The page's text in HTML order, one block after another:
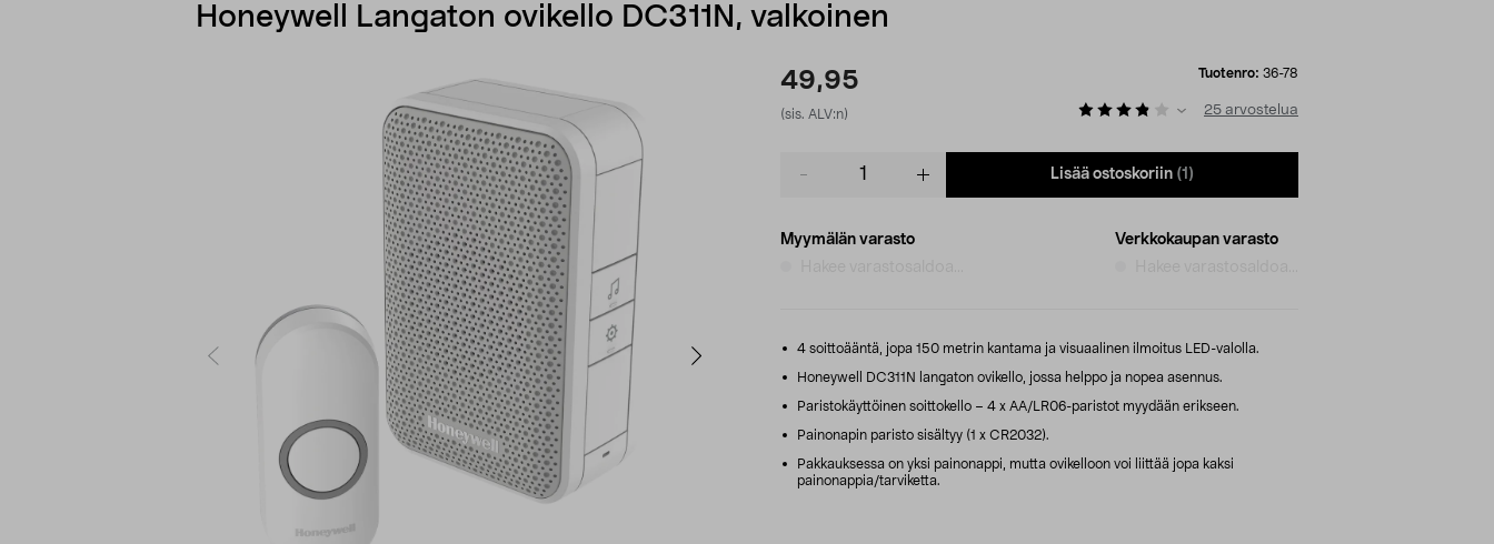
Honeywell Langaton ovikello DC311N, valkoinen
49,95
(sis. ALV:n)
Tuotenro: 36-78
25 arvostelua
Lisää ostoskoriin (1)
Myymälän varasto
Verkkokaupan varasto
4 soittoääntä, jopa 150 metrin kantama ja visuaalinen ilmoitus LED-valolla.
Honeywell DC311N langaton ovikello, jossa helppo ja nopea asennus.
Paristokäyttöinen soittokello – 4 x AA/LR06-paristot myydään erikseen.
Painonapin paristo sisältyy (1 x CR2032).
Pakkauksessa on yksi painonappi, mutta ovikelloon voi liittää jopa kaksi
painonappia/tarviketta.